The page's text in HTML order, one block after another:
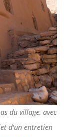
du village, avec
d'un entretien